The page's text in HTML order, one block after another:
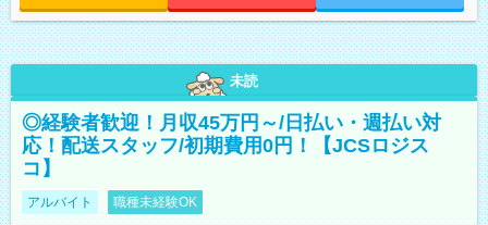
未読
◎経験者歓迎！月収45万円～/日払い・週払い対
応！配送スタッフ/初期費用0円！【JCSロジス
コ】
アルバイト 職種未経験OK